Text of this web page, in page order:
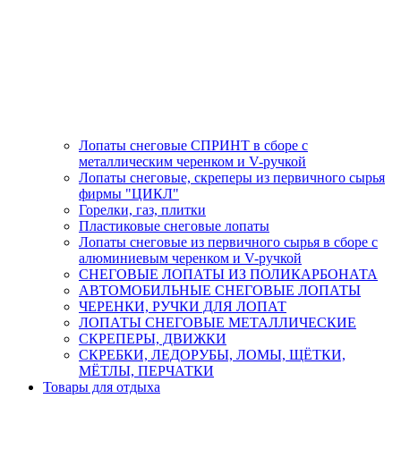
Лопаты снеговые СПРИНТ в сборе с
металлическим черенком и V-ручкой
Лопаты снеговые, скреперы из первичного сырья
фирмы "ЦИКЛ"
Горелки, газ, плитки
Пластиковые снеговые лопаты
Лопаты снеговые из первичного сырья в сборе с
алюминиевым черенком и V-ручкой
СНЕГОВЫЕ ЛОПАТЫ ИЗ ПОЛИКАРБОНАТА
АВТОМОБИЛЬНЫЕ СНЕГОВЫЕ ЛОПАТЫ
ЧЕРЕНКИ, РУЧКИ ДЛЯ ЛОПАТ
ЛОПАТЫ СНЕГОВЫЕ МЕТАЛЛИЧЕСКИЕ
СКРЕПЕРЫ, ДВИЖКИ
СКРЕБКИ, ЛЕДОРУБЫ, ЛОМЫ, ЩЁТКИ,
МЁТЛЫ, ПЕРЧАТКИ
Товары для отдыха